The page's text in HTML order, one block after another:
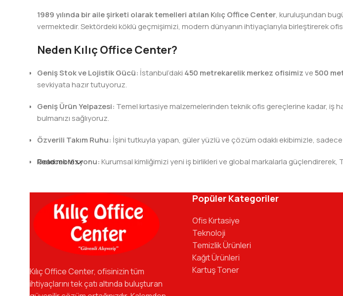
1989 yılında bir aile şirketi olarak temelleri atılan Kılıç Office Center, kuruluşundan
vermektedir. Sektördeki köklü geçmişimizi, modern dünyanın ihtiyaçlarıyla birleştirerek
Neden Kılıç Office Center?
Geniş Stok ve Lojistik Gücü: İstanbul’daki 450 metrekarelik merkez ofisimizve500
sevkiyata hazır tutuyoruz.
Geniş Ürün Yelpazesi: Temel kırtasiye malzemelerinden teknik ofis gereçlerine kadar, iş
bulmanızı sağlıyoruz.
Özverili Takım Ruhu: İşini tutkuyla yapan, güler yüzlü ve çözüm odaklı ekibimizle,
Gelecek Vizyonu:Kurumsal kimliğimizi yeni iş birlikleri ve global markalarla
kadromuzla hizmetinizdeyiz.
Read more
Kılıç Office Center, ofisinizin tüm
ihtiyaçlarını tek çatı altında buluşturan
Popüler Kategoriler
Ofis Kırtasiye
Teknoloji
Temizlik Ürünleri
Kağıt Ürünleri
Kartuş Toner